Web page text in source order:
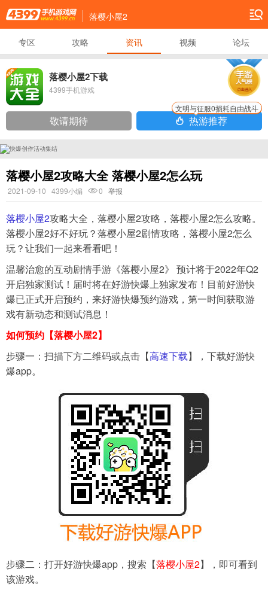
4399手机游戏网
落樱小屋2
导航
专区 攻略 资讯 视频 论坛
落樱小屋2下载
4399手机游戏
敬请期待 热游推荐
文明与征服0损耗自由战斗
落樱小屋2攻略大全 落樱小屋2怎么玩
2021-09-10 4399小编 0 举报
落樱小屋2攻略大全，落樱小屋2攻略，落樱小屋2怎么攻略。
落樱小屋2好不好玩？落樱小屋2剧情攻略，落樱小屋2怎么
玩？让我们一起来看看吧！
温馨治愈的互动剧情手游《落樱小屋2》 预计将于2022年Q2
开启独家测试！届时将在好游快爆上独家发布！目前好游快
爆已正式开启预约，来好游快爆预约游戏，第一时间获取游
戏有新动态和测试消息！
如何预约【落樱小屋2】
步骤一：扫描下方二维码或点击【高速下载】，下载好游快
爆app。
步骤二：打开好游快爆app，搜索【落樱小屋2】，即可看到
该游戏。